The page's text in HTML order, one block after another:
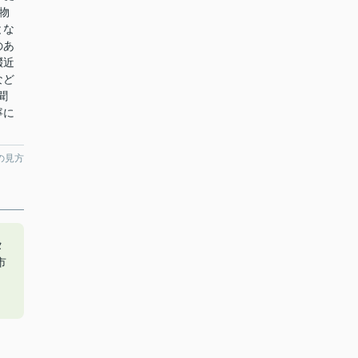
な
あ
近
ど
見方